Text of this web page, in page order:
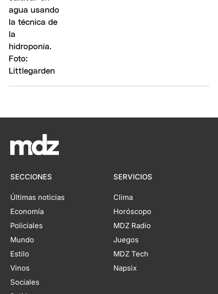
SECCIONES
Últimas noticias
Economía
Policiales
Mundo
Estilo
Vinos
Sociales
SERVICIOS
Clima
Horóscopo
MDZ Radio
Juegos
MDZ Tech
Napsix